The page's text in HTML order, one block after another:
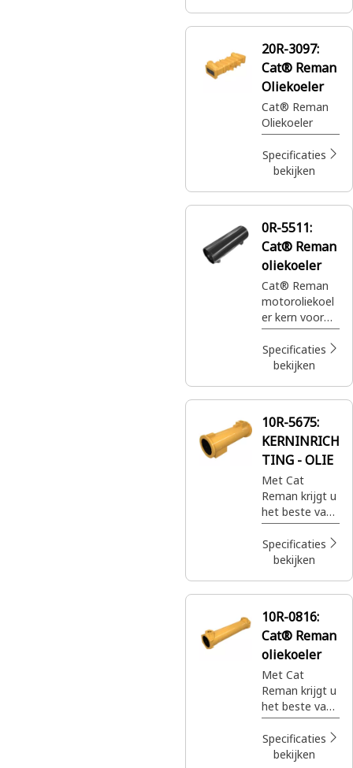
20R-3097:
Cat® Reman
Oliekoeler
Cat® Reman
Oliekoeler
Specificaties
bekijken
0R-5511:
Cat® Reman
oliekoeler
Cat® Reman
motoroliekoel
er kern voor
het afvoeren
van hitte van
olie door
Specificaties
bekijken
10R-5675:
KERNINRICH
TING - OLIE
Met Cat
Reman krijgt u
het beste van
alles. De best
gebouwde
Cat®
met volledige
wanneer en
waar u ze ook
nodig hebt,
voor slechts
een fractie van
de prijs.
Specificaties
bekijken
10R-0816:
Cat® Reman
oliekoeler
Met Cat
Reman krijgt u
het beste van
alles. De best
gebouwde
Cat®
Specificaties
bekijken